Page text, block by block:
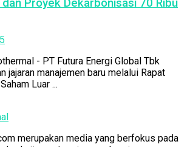
Proyek Dekarbonisasi 70 Ribu
- PT Futura Energi Global Tbk
jajaran manajemen baru melalui Rapat
Luar ...
merupakan media yang berfokus pada